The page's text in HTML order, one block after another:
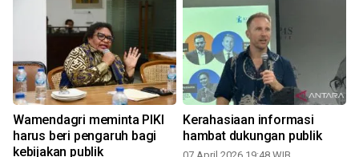
Wamendagri meminta PIKI
harus beri pengaruh bagi
kebijakan publik
Kerahasiaan informasi
hambat dukungan publik